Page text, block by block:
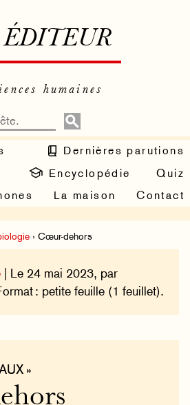
ÉDITEUR
humaines
Dernières parutions
Encyclopédie
Quiz
La maison Contact
› Cœur-dehors
| Le 24 mai 2023, par
: petite feuille (1 feuillet).
»